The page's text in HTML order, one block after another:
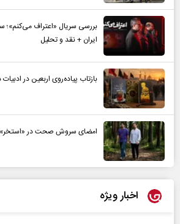
بررسی سریال «اعتراف می‌کنم»؛
ایران + نقد و تحلیل
بازتاب پیاده‌روی اربعین در
امضای سروش صحت در «استخر»
اخبار ویژه